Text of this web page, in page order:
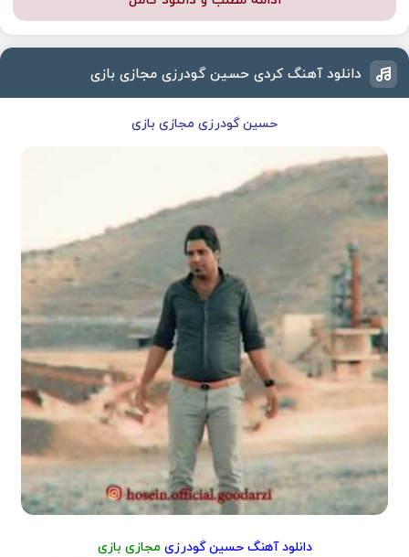
دانلود آهنگ کردی حسین گودرزی مجازی بازی
حسین گودرزی مجازی بازی
دانلود آهنگ حسین گودرزی مجازی بازی